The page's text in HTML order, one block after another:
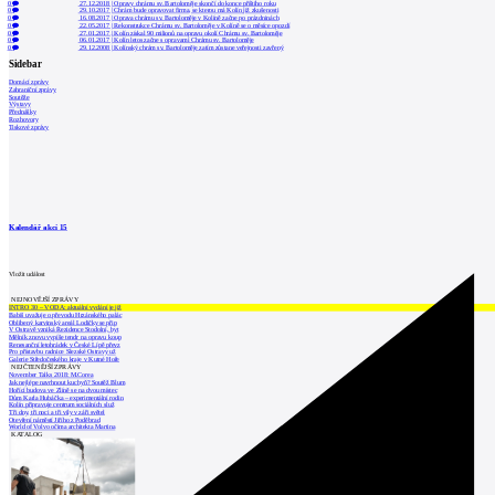
0
27.12.2018 |Opravy chrámu sv. Bartoloměje skončí do konce příštího roku
0
29.10.2017 |Chrám bude opravovat firma, se kterou má Kolín již zkušenosti
0
16.08.2017 |Oprava chrámu sv. Bartoloměje v Kolíně začne po prázdninách
0
22.05.2017 |Rekonstrukce Chrámu sv. Bartoloměje v Kolíně se o měsíce opozdí
0
27.01.2017 |Kolín získal 90 milionů na opravu okolí Chrámu sv. Bartoloměje
0
06.01.2017 |Kolín letos začne s opravami Chrámu sv. Bartoloměje
0 29.12.2008 |Kolínský chrám sv. Bartoloměje zatím zůstane veřejnosti zavřený
Sidebar
Domácí zprávy
Zahraniční zprávy
Soutěže
Výstavy
Přednášky
Rozhovory
Tiskové zprávy
Kalendář akcí 15
Vložit událost
NEJNOVĚJŠÍ ZPRÁVY
INTRO 30 – VODA: aktuální vydání je již
Babiš uvažuje o převodu Hrzánského palác
Oblíbený karvinský areál Lodičky se přip
V Ostravě vzniká Rezidence Stodolní, byt
Mělník znovu vypíše tendr na opravu koup
Renesanční letohrádek v České Lípě převz
Pro přístavbu radnice Slezské Ostravy už
Galerie Středočeského kraje v Kutné Hoře
NEJČTENĚJŠÍ ZPRÁVY
November Talks 2018: M.Corea
Jak nejlépe navrhnout kuchyň? Soutěž Blum
Hořící budova ve Zlíně se na dvou místec
Dům Karla Hubáčka – experimentální rodin
Kolín připravuje centrum sociálních služ
Tři dny, tři noci a tři vily v záři světel
Otevření náměstí Jiřího z Poděbrad
World of Volvo očima architekta Martina
KATALOG